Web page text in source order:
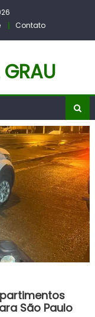
Contato
GRAU
São Paulo